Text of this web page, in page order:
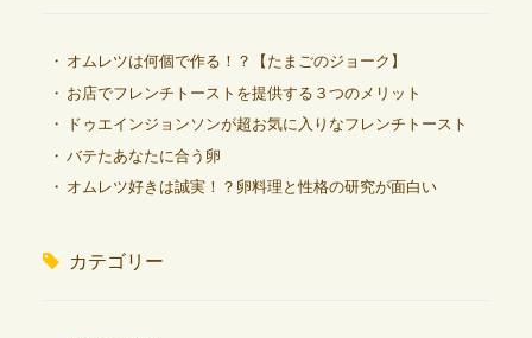
オムレツは何個で作る！？【たまごのジョーク】
お店でフレンチトーストを提供する３つのメリット
ドゥエインジョンソンが超お気に入りなフレンチトースト
バテたあなたに合う卵
オムレツ好きは誠実！？卵料理と性格の研究が面白い
カテゴリー